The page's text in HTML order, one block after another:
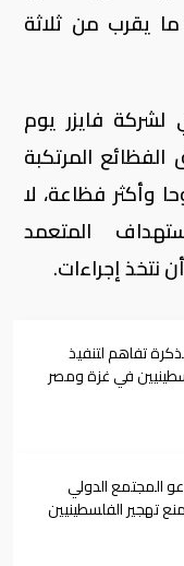
يقرب من ثلاثة
لشركة فايزر يوم
المرتكبة
وأكثر فظاعة، لا
المتعمد
نتخذ إجراءات.
تفاهم لتنفيذ
في غزة ومصر
المجتمع الدولي
تهجير الفلسطينيين